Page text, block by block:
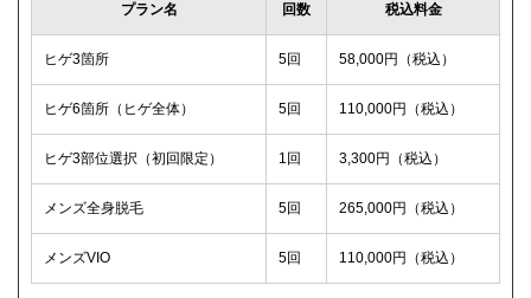
プラン名 回数 税込料金
ヒゲ3箇所 5回 58,000円（税込）
ヒゲ6箇所（ヒゲ全体） 5回 110,000円（税込）
ヒゲ3部位選択（初回限定） 1回 3,300円（税込）
メンズ全身脱毛 5回 265,000円（税込）
メンズVIO 5回 110,000円（税込）